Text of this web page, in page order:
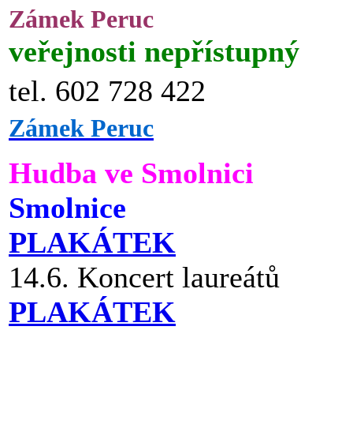
Zámek Peruc
veřejnosti nepřístupný
tel. 602 728 422
Zámek Peruc
Hudba ve Smolnici
Smolnice
PLAKÁTEK
14.6. Koncert laureátů
PLAKÁTEK